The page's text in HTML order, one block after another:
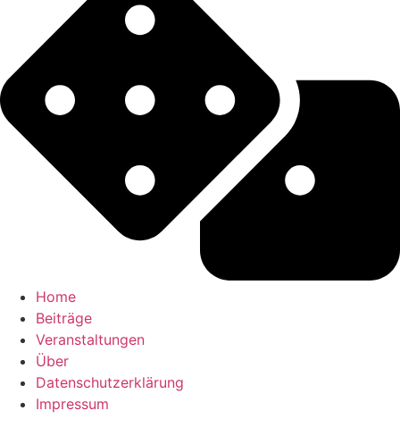
Home
Beiträge
Veranstaltungen
Über
Datenschutzerklärung
Impressum